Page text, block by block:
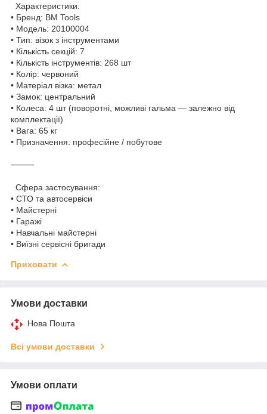
Характеристики:
• Бренд: BM Tools
• Модель: 20100004
• Тип: візок з інструментами
• Кількість секцій: 7
• Кількість інструментів: 268 шт
• Колір: червоний
• Матеріал візка: метал
• Замок: центральний
• Колеса: 4 шт (поворотні, можливі гальма — залежно від
комплектації)
• Вага: 65 кг
• Призначення: професійне / побутове
⸻
Сфера застосування:
• СТО та автосервіси
• Майстерні
• Гаражі
• Навчальні майстерні
• Виїзні сервісні бригади
Приховати
Умови доставки
Нова Пошта
Всі умови доставки
Умови оплати